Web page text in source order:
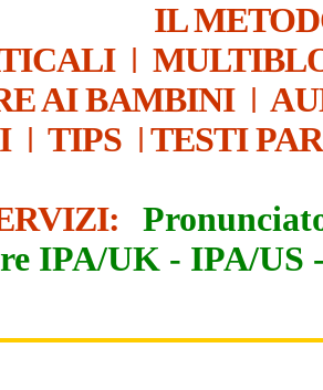
IL
|
AI BAMBINI|
| TIPS | TESTI
IPA/UK - IPA/US